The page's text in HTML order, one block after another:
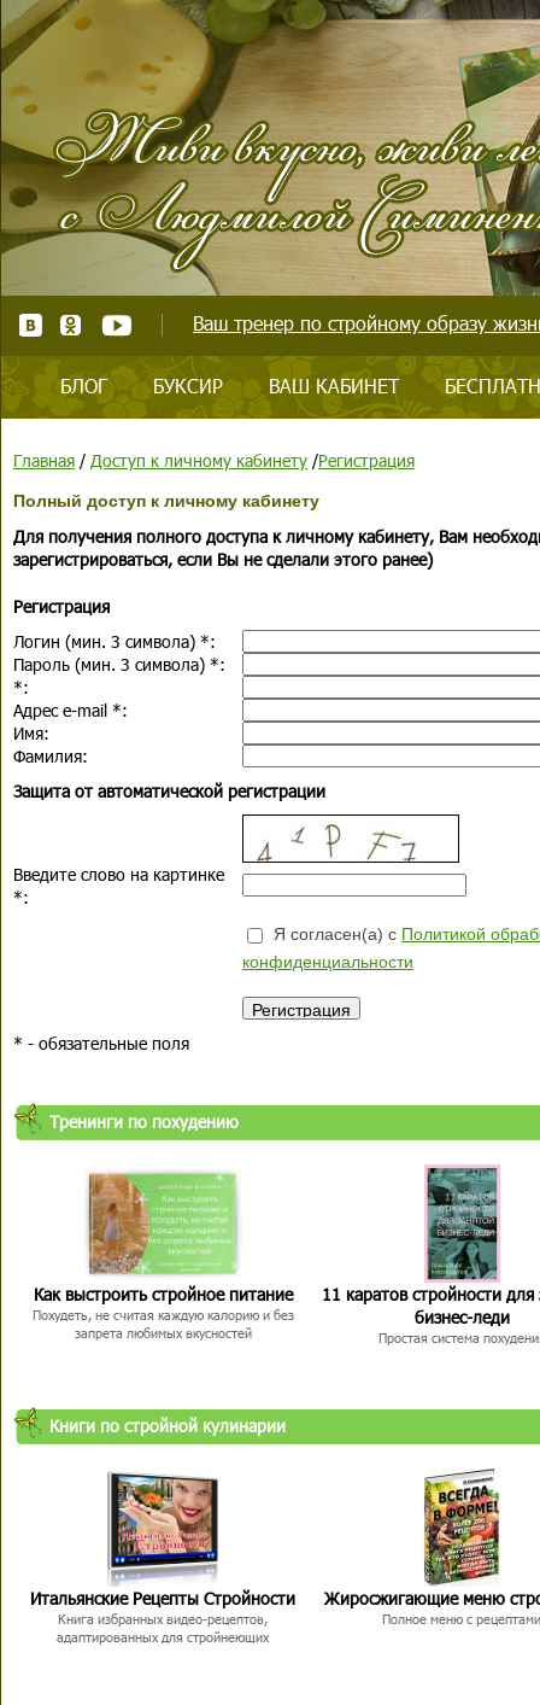
Ваш тренер по стройному образу
БЛОГ БУКСИР ВАШ КАБИНЕТ
Главная / Доступ к личному кабинету /Регистрация
Полный доступ к личному кабинету
Для получения полного доступа к личному кабинету, Вам
зарегистрироваться, если Вы не сделали этого ранее)
Регистрация
Логин (мин. 3 символа) *:
Пароль (мин. 3 символа) *:
*:
Адрес e-mail *:
Имя:
Фамилия:
Защита от автоматической регистрации
Введите слово на картинке
*:
Я согласен(а) с Политикой
конфиденциальности
* - обязательные поля
Тренинги по похудению
Как выстроить стройное питание
Похудеть, не считая каждую калорию и без
запрета любимых вкусностей
11 каратов стройности для
бизнес-леди
Простая система
Книги по стройной кулинарии
Итальянские Рецепты Стройности
Книга избранных видео-рецептов,
адаптированных для стройнеющих
Жиросжигающие меню
Полное меню с рецептами